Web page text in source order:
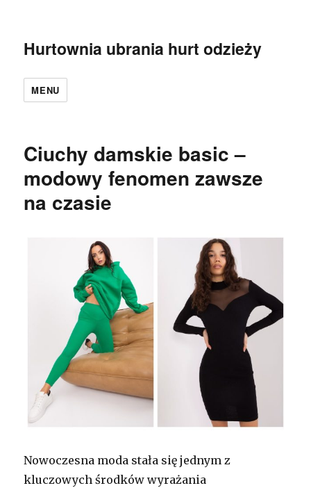
Hurtownia ubrania hurt odzieży
MENU
Ciuchy damskie basic –
modowy fenomen zawsze
na czasie
Nowoczesna moda stała się jednym z
kluczowych środków wyrażania